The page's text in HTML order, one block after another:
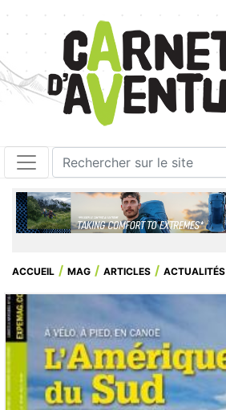
ACCUEIL MAG ARTICLES ACTUALITÉS
LIRE L'ARTICLE